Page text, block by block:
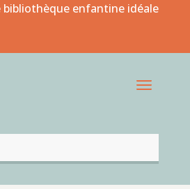
bibliothèque enfantine idéale